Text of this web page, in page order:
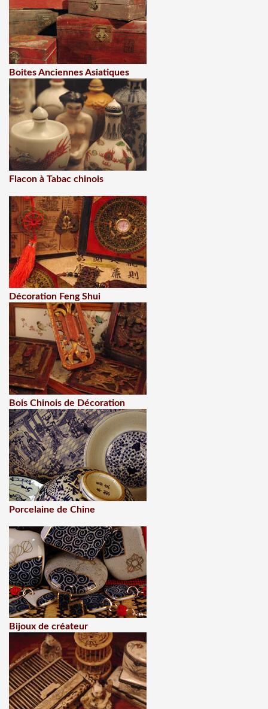
Boites Anciennes Asiatiques
Flacon à Tabac chinois
Décoration Feng Shui
Bois Chinois de Décoration
Porcelaine de Chine
Bijoux de créateur